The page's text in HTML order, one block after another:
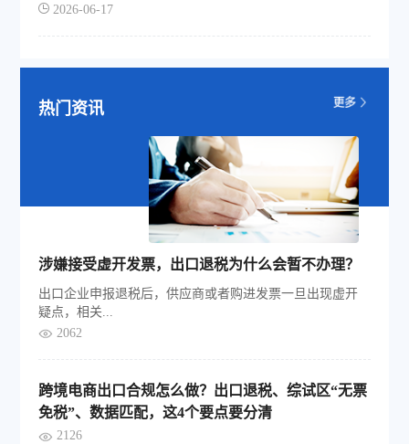
2026-06-17
热门资讯
涉嫌接受虚开发票，出口退税为什么会暂不办理？
出口企业申报退税后，供应商或者购进发票一旦出现虚开
疑点，相关...
2062
跨境电商出口合规怎么做？出口退税、综试区“无票
免税”、数据匹配，这4个要点要分清
2126